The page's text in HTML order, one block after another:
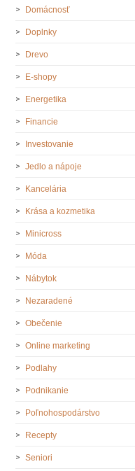
Domácnosť
Doplnky
Drevo
E-shopy
Energetika
Financie
Investovanie
Jedlo a nápoje
Kancelária
Krása a kozmetika
Minicross
Móda
Nábytok
Nezaradené
Obečenie
Online marketing
Podlahy
Podnikanie
Poľnohospodárstvo
Recepty
Seniori